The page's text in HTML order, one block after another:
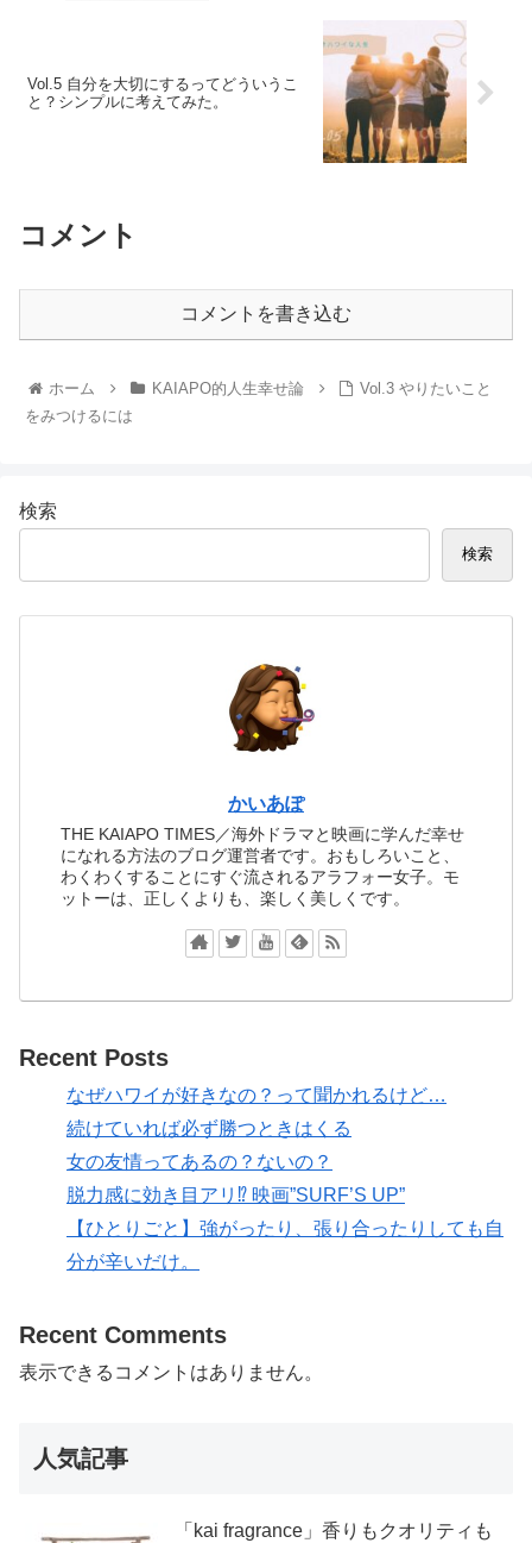
Vol.5 自分を大切にするってどういうこ
と？シンプルに考えてみた。
コメント
コメントを書き込む
ホーム KAIAPO的人生幸せ論
Vol.3 やりたいこと
をみつけるには
検索
検索
かいあぽ
THE KAIAPO TIMES／海外ドラマと映画に学んだ幸せ
になれる方法のブログ運営者です。おもしろいこと、
わくわくすることにすぐ流されるアラフォー女子。モ
ットーは、正しくよりも、楽しく美しくです。
Recent Posts
なぜハワイが好きなの？って聞かれるけど…
続けていれば必ず勝つときはくる
女の友情ってあるの？ないの？
脱力感に効き目アリ⁉ 映画”SURF’S UP”
【ひとりごと】強がったり、張り合ったりしても自
分が辛いだけ。
Recent Comments
表示できるコメントはありません。
人気記事
「kai fragrance」香りもクオリティも